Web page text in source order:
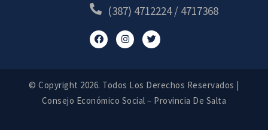
(387) 4712224 / 4717368
© Copyright 2026. Todos Los Derechos Reservados |
Consejo Económico Social – Provincia De Salta